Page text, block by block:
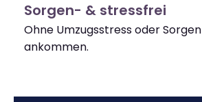
Sorgen- & stressfrei
Ohne Umzugsstress oder
ankommen.